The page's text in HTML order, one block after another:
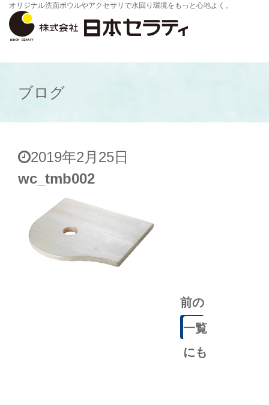
オリジナル洗面ボウルやアクセサリで水回り環境をもっと心地よく。
ブログ
2019年2月25日
wc_tmb002
前の
記事
一覧
にも